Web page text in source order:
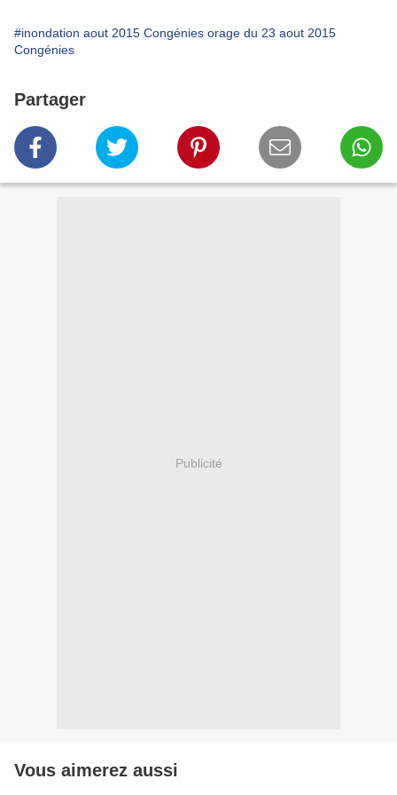
#inondation aout 2015 Congénies orage du 23 aout 2015
Congénies
Partager
Publicité
Vous aimerez aussi